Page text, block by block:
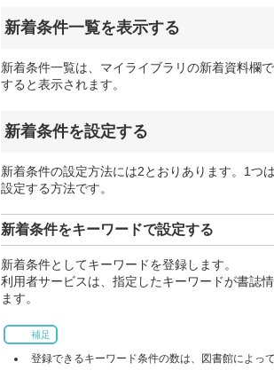
新着条件一覧を表示する
新着条件一覧は、マイライブラリの新着資料欄
すると表示されます。
新着条件を設定する
新着条件の設定方法には2とおりあります。1つ
設定する方法です。
新着条件をキーワードで設定する
新着条件としてキーワードを登録します。
利用者サービスは、指定したキーワードが書誌
ます。
補足
登録できるキーワード条件の数は、図書館によっ